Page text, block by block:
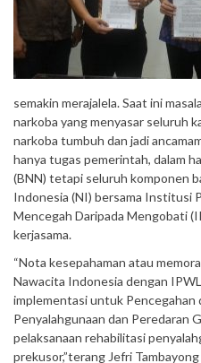
semakin merajalela. Saat ini
narkoba yang menyasar seluruh
narkoba tumbuh dan jadi
hanya tugas pemerintah, dalam
(BNN) tetapi seluruh komponen
Indonesia (NI) bersama Institusi
Mencegah Daripada Mengobati
kerjasama.
“Nota kesepahaman atau
Nawacita Indonesia dengan
implementasi untuk Pencegahan
Penyalahgunaan dan Peredaran
pelaksanaan rehabilitasi
prekusor,”terang Jefri